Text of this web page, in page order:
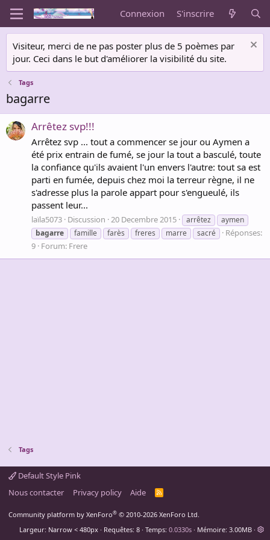
Connexion S'inscrire
Visiteur, merci de ne pas poster plus de 5 poèmes par
jour. Ceci dans le but d'améliorer la visibilité du site.
Tags
bagarre
Arrêtez svp!!!
Arrêtez svp ... tout a commencer se jour ou Aymen a
été prix entrain de fumé, se jour la tout a basculé, toute
la confiance qu'ils avaient l'un envers l'autre: tout sa est
parti en fumée, depuis chez moi la terreur règne, il ne
s'adresse plus la parole appart pour s'engueulé, ils
passent leur...
laïla5073 Discussion 20 Decembre 2015 arrêtez
aymen
bagarre
famille farès freres marre sacré
Réponses:
9 Forum: Frere
Tags
Default Style Pink
Nous contacter
Privacy policy Aide
R
Community platform by XenForo® © 2010-2026 XenForo Ltd.
Largeur
Requêtes 8 Temps 0.0330s Mémoire 3.00MB